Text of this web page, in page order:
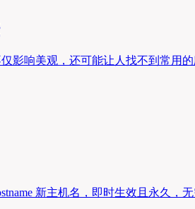
影响美观，还可能让人找不到常用
新主机名，即时生效且永久，